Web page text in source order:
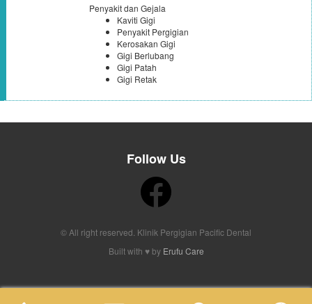
Penyakit dan Gejala
Kaviti Gigi
Penyakit Pergigian
Kerosakan Gigi
Gigi Berlubang
Gigi Patah
Gigi Retak
Follow Us
© All right reserved. Klinik Pergigian Pacific Dental
Built with ♥ by Erufu Care